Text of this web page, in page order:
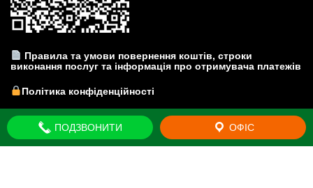
Правила та умови повернення коштів, строки
виконання послуг та інформація про отримувача платежів
Політика конфіденційності
Прайс-лист на юридичні послуги
ПОДЗВОНИТИ
ОФІС